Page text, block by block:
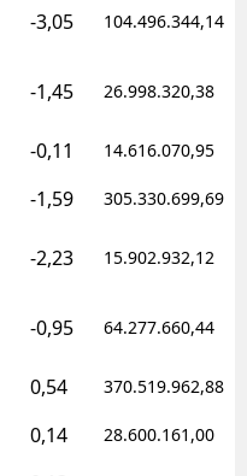
-3,05 104.496.344,14
-1,45 26.998.320,38
-0,11 14.616.070,95
-1,59 305.330.699,69
-2,23 15.902.932,12
-0,95 64.277.660,44
0,54 370.519.962,88
0,14 28.600.161,00